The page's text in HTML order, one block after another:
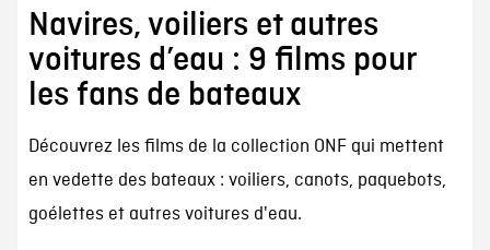
Navires, voiliers et autres
voitures d’eau : 9 films pour
les fans de bateaux
Découvrez les films de la collection ONF qui mettent
en vedette des bateaux : voiliers, canots, paquebots,
goélettes et autres voitures d'eau.